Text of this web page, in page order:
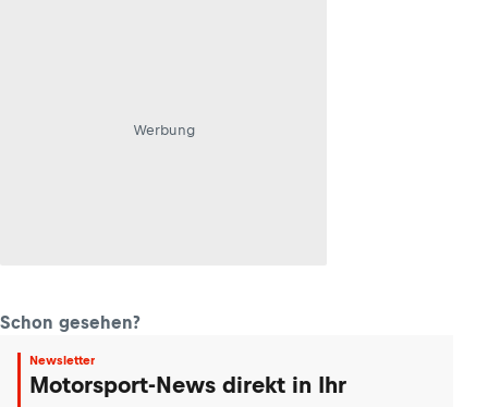
Werbung
Schon gesehen?
Newsletter
Motorsport-News direkt in Ihr